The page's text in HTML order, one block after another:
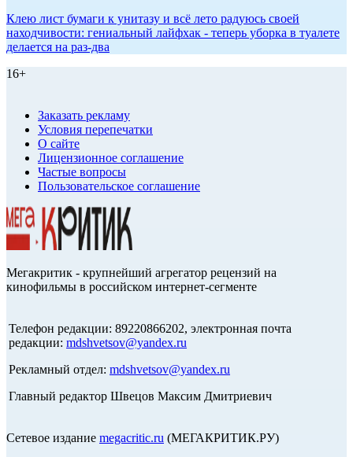
Клею лист бумаги к унитазу и всё лето радуюсь своей
находчивости: гениальный лайфхак - теперь уборка в туалете
делается на раз-два
16+
Заказать рекламу
Условия перепечатки
О сайте
Лицензионное соглашение
Частые вопросы
Пользовательское соглашение
Мегакритик - крупнейший агрегатор рецензий на
кинофильмы в российском интернет-сегменте
Телефон редакции: 89220866202, электронная почта
редакции: mdshvetsov@yandex.ru
Рекламный отдел: mdshvetsov@yandex.ru
Главный редактор Швецов Максим Дмитриевич
Сетевое издание megacritic.ru (МЕГАКРИТИК.РУ)